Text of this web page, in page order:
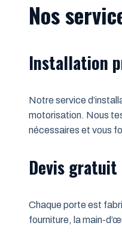
Nos
Installation
Notre service
motorisation. Nous
nécessaires et vous
Devis
Chaque porte est
fourniture, la main-